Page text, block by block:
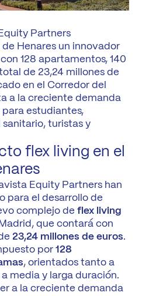
Partners
Henares un innovador
128 apartamentos, 140
de 23,24 millones de
en el Corredor del
a la creciente demanda
estudiantes,
sanitario, turistas y
flex living en el
Equity Partners han
para el desarrollo de
complejo deflex living
que contará con
23,24 millones de euros.
por128
, orientados tanto a
media y larga duración.
a la creciente demanda